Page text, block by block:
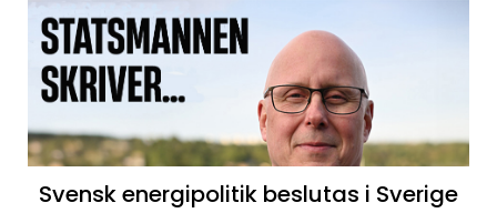
Svensk energipolitik beslutas i Sverige